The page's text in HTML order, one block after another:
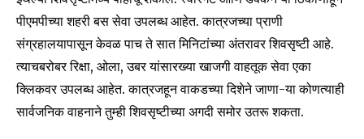
पीएमपीच्या शहरी बस सेवा उपलब्ध आहेत. कात्रजच्या प्राणी
संग्रहालयापासून केवळ पाच ते सात मिनिटांच्या अंतरावर शिवसृष्टी आहे.
त्याचबरोबर रिक्षा, ओला, उबर यांसारख्या खाजगी वाहतूक सेवा एका
क्लिकवर उपलब्ध आहेत. कात्रजहून वाकडच्या दिशेने जाणा-या कोणत्याही
सार्वजनिक वाहनाने तुम्ही शिवसृष्टीच्या अगदी समोर उतरू शकता.